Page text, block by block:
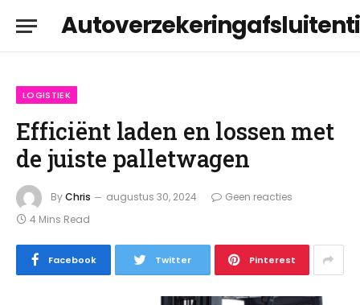
LOGISTIEK
Efficiënt laden en lossen met
de juiste palletwagen
ByChris augustus 30, 2024
Geen reacties
4 Mins Read
Facebook Twitter Pinterest